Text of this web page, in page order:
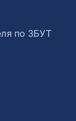
по ЗБУТ